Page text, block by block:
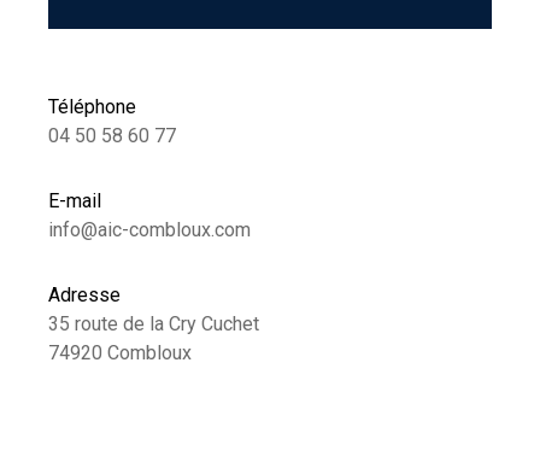
Téléphone
04 50 58 60 77
E-mail
info@aic-combloux.com
Adresse
35 route de la Cry Cuchet
74920 Combloux